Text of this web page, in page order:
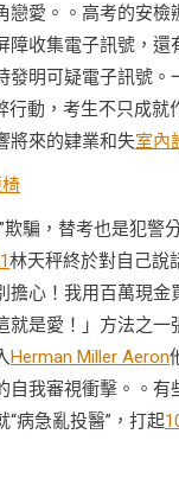
戀愛。。高考的安檢
障收集電子訊號，還
發明可疑電子訊號。
行動，考生不只成就
將來的肄業和失室內
欺騙，替考也是犯警
林天秤終於對自己說
擔心！我用百萬現金
就是愛！」方法之一
Herman Miller Aeron
自我審視衝擊。。有
“病急亂投醫”，打起